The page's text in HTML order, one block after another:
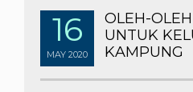
16
MAY 2020
OLEH-
UNTUK
KAMPUNG